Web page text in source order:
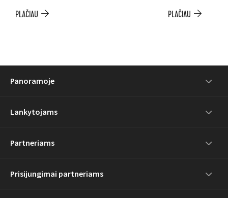
PLAČIAU PLAČIAU
Panoramoje
Lankytojams
Partneriams
Prisijungimai partneriams